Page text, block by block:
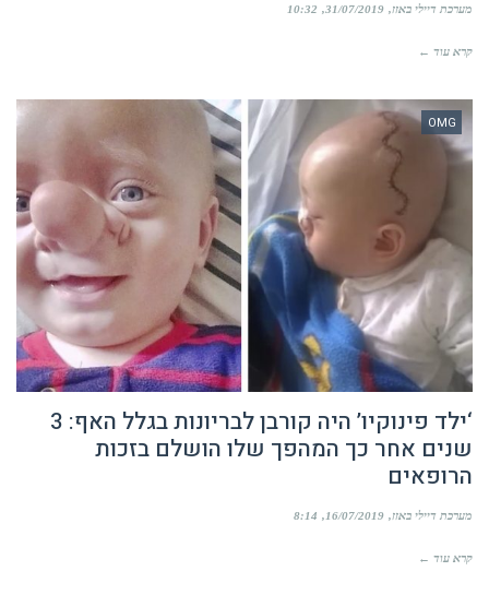
מערכת דיילי באזז 31/07/2019
10:32
קרא עוד ←
OMG
‘ילד פינוקיו’ היה קורבן לבריונות בגלל האף: 3
שנים אחר כך המהפך שלו הושלם בזכות
הרופאים
מערכת דיילי באזז 16/07/2019
8:14
קרא עוד ←